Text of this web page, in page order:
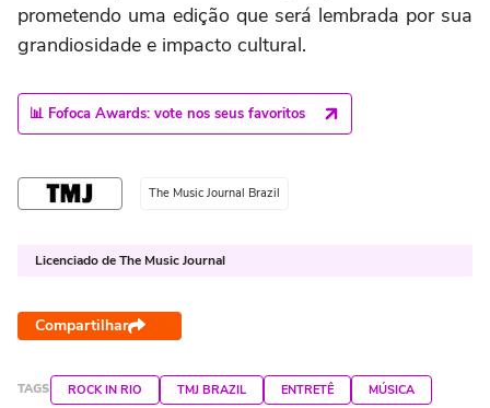
prometendo uma edição que será lembrada por sua
grandiosidade e impacto cultural.
📊 Fofoca Awards: vote nos seus favoritos
The Music Journal Brazil
Licenciado de The Music Journal
Compartilhar
TAGS ROCK IN RIO TMJ BRAZIL ENTRETÊ MÚSICA